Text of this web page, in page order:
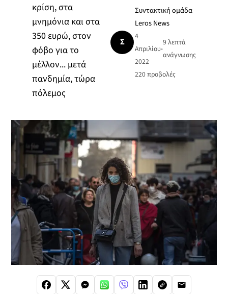
κρίση, στα
μνημόνια και στα
350 ευρώ, στον
φόβο για το
μέλλον... μετά
πανδημία, τώρα
πόλεμος
Σ
Συντακτική ομάδα
Leros News
4
Απριλίου
2022
•
9 λεπτά
ανάγνωσης
220προβολές